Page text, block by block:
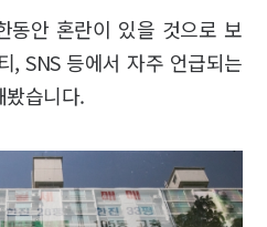
동안 혼란이 있을 것으로 보
, SNS 등에서 자주 언급되는
습니다.